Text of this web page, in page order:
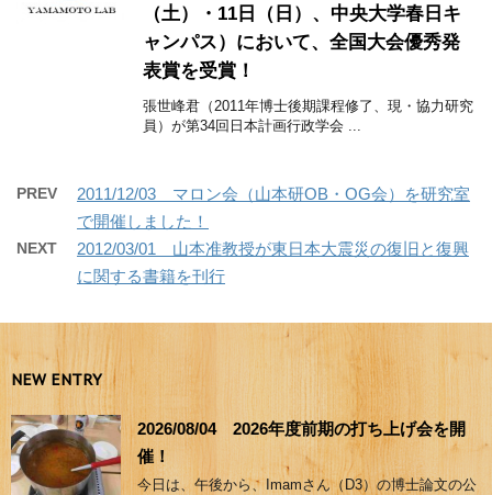
（土）・11日（日）、中央大学春日キ
ャンパス）において、全国大会優秀発
表賞を受賞！
張世峰君（2011年博士後期課程修了、現・協力研究
員）が第34回日本計画行政学会 ...
PREV
2011/12/03 マロン会（山本研OB・OG会）を研究室
で開催しました！
NEXT
2012/03/01 山本准教授が東日本大震災の復旧と復興
に関する書籍を刊行
NEW ENTRY
2026/08/04 2026年度前期の打ち上げ会を開
催！
今日は、午後から、Imamさん（D3）の博士論文の公